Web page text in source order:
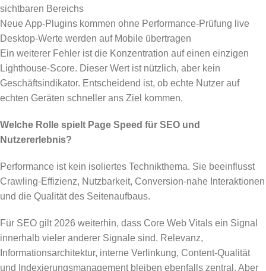
sichtbaren Bereichs
Neue App-Plugins kommen ohne Performance-Prüfung live
Desktop-Werte werden auf Mobile übertragen
Ein weiterer Fehler ist die Konzentration auf einen einzigen
Lighthouse-Score. Dieser Wert ist nützlich, aber kein
Geschäftsindikator. Entscheidend ist, ob echte Nutzer auf
echten Geräten schneller ans Ziel kommen.
Welche Rolle spielt Page Speed für SEO und
Nutzererlebnis?
Performance ist kein isoliertes Technikthema. Sie beeinflusst
Crawling-Effizienz, Nutzbarkeit, Conversion-nahe Interaktionen
und die Qualität des Seitenaufbaus.
Für SEO gilt 2026 weiterhin, dass Core Web Vitals ein Signal
innerhalb vieler anderer Signale sind. Relevanz,
Informationsarchitektur, interne Verlinkung, Content-Qualität
und Indexierungsmanagement bleiben ebenfalls zentral. Aber